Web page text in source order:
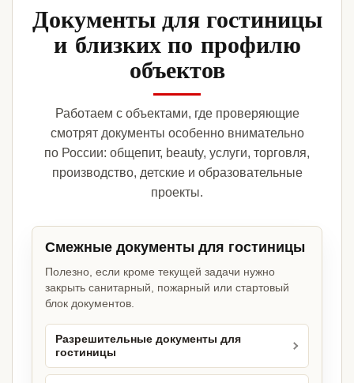
Документы для гостиницы
и близких по профилю
объектов
Работаем с объектами, где проверяющие
смотрят документы особенно внимательно
по России: общепит, beauty, услуги, торговля,
производство, детские и образовательные
проекты.
Смежные документы для гостиницы
Полезно, если кроме текущей задачи нужно
закрыть санитарный, пожарный или стартовый
блок документов.
Разрешительные документы для
гостиницы